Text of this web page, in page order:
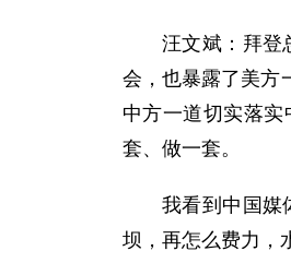
汪文斌：拜登
会，也暴露了美方
中方一道切实落
套、做一套。
我看到中国媒
坝，再怎么费力，